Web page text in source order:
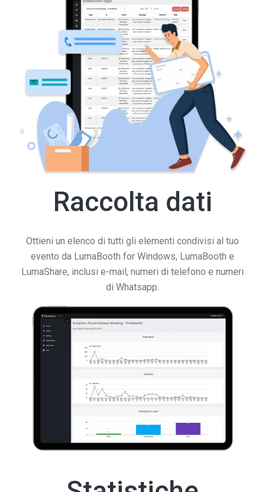
Raccolta dati
Ottieni un elenco di tutti gli elementi condivisi al tuo
evento da LumaBooth for Windows, LumaBooth e
LumaShare, inclusi e-mail, numeri di telefono e numeri
di Whatsapp.